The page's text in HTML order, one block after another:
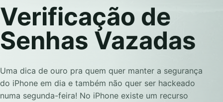
Verificação de
Senhas Vazadas
Uma dica de ouro pra quem quer manter a segurança
do iPhone em dia e também não quer ser hackeado
numa segunda-feira! No iPhone existe um recurso